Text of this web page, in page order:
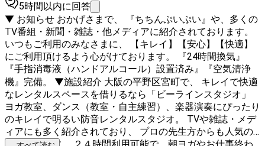
5時間以内に回答
▼ お知らせ おかげさまで、 『ちちんぷいぷい』や、多くの
TV番組・新聞・雑誌・他メディアに紹介されております。
いつもご利用のみなさまに、 【キレイ】【安心】【快適】
にご利用頂けるよう心がけております。 『24時間換気』
『手指消毒液（ハンドアルコール）設置済み』『空気清浄
機』完備。 ▼施設紹介 大阪の平野区宮町で、 キレイで快適
なレンタルスペースを借りるなら「ビーラインスタジオ」
ヨガ教室、ダンス（教室・自主練習）、楽器演奏にぴったり
のキレイで明るい防音レンタルスタジオ。 TVや雑誌・メデ
ィアにも多く紹介されており、 プロの先生方からも人気の